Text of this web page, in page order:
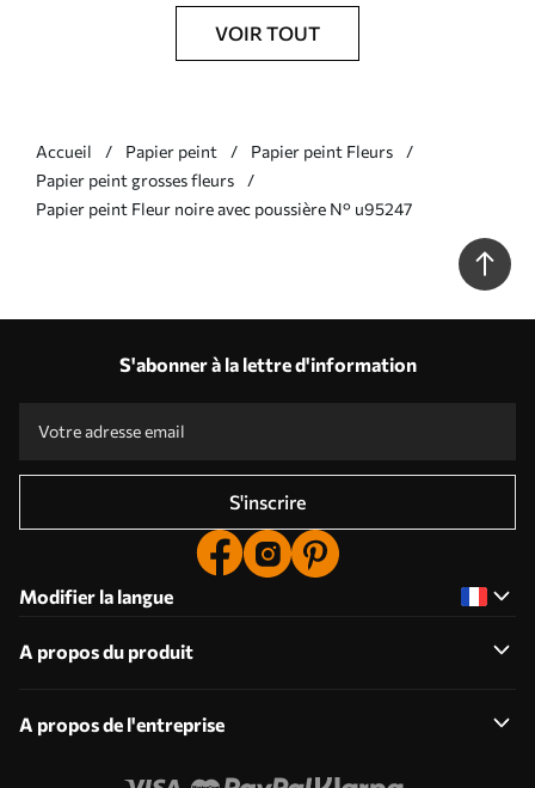
VOIR TOUT
Accueil Papier peint
Papier peint Fleurs
Papier peint grosses fleurs
Papier peint Fleur noire avec poussière N° u95247
S'abonner à la lettre d'information
S'inscrire
Modifier la langue
A propos du produit
A propos de l'entreprise